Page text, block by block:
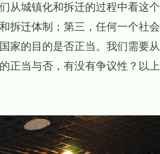
从城镇化和拆迁的过程中看这个
拆迁体制；第三，任何一个社会
家的目的是否正当。我们需要从
正当与否，有没有争议性？以上